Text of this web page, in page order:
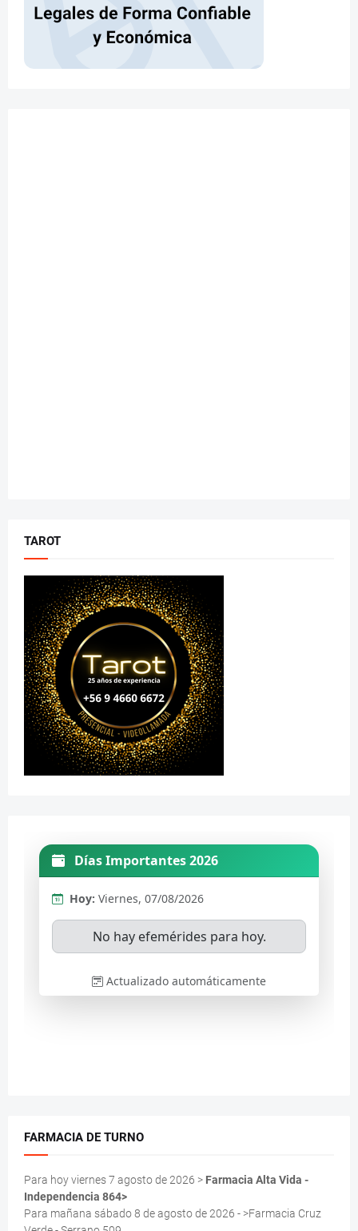
TAROT
FARMACIA DE TURNO
Para hoy viernes 7 agosto de 2026 > Farmacia Alta Vida -
Independencia 864>
Para mañana sábado 8 de agosto de 2026 - >Farmacia Cruz